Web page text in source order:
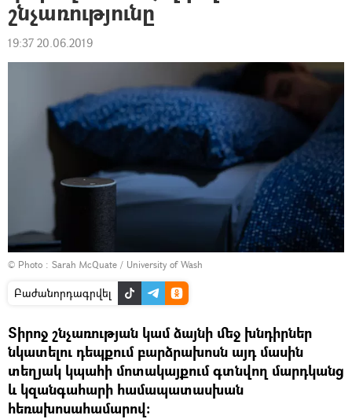
շնչառությունը
19:37 20.06.2019
© Photo : Sarah McQuate / University of Wash
Բաժանորդագրվել
Տիրոջ շնչառության կամ ձայնի մեջ խնդիրներ
նկատելու դեպքում բարձրախոսն այդ մասին
տեղյակ կպահի մոտակայքում գտնվող մարդկանց
և կզանգահարի համապատասխան
հեռախոսահամարով։